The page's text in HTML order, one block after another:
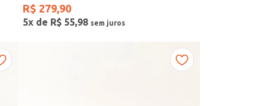
R$ 279,90
5x de R$ 55,98